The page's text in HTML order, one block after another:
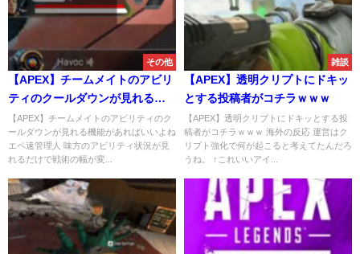
その他
【APEX】チームメイトのアビリ
ティのクールダウンが見れる機
能があればいいよね
【APEX】チームメイトのアビリティのク
ールダウンが見れる機能があればいいよね
エペ速管理人 味方のアビリティ状況が見
れるだけで戦術の幅が変...
雑談
【APEX】透明クリプトにドキッ
とする投稿者がコチラｗｗｗ
【APEX】透明クリプトにドキッとする投
稿者がコチラｗｗｗ 海外の反応 運営はク
リプト強化で何が起こると考えてたんだろ
うね。 ↑これいいアイ...